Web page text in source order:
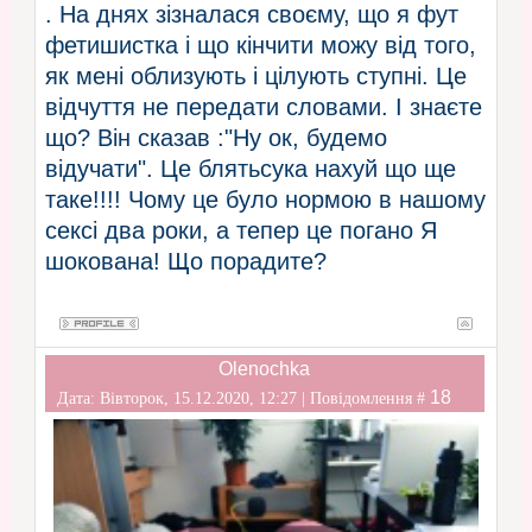
. На днях зізналася своєму, що я фут
фетишистка і що кінчити можу від того,
як мені облизують і цілують ступні. Це
відчуття не передати словами. І знаєте
що? Він сказав :"Ну ок, будемо
відучати". Це блятьсука нахуй що ще
таке!!!! Чому це було нормою в нашому
сексі два роки, а тепер це поганоЯ
шокована! Що порадите?
Olenochka
Дата: Вівторок, 15.12.2020, 12:27 | Повідомлення # 18